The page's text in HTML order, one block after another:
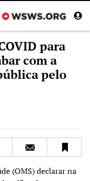
para
com a
pelo
(OMS) declarar na